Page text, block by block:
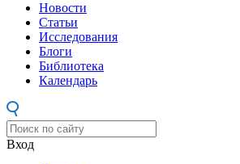
Новости
Статьи
Исследования
Блоги
Библиотека
Календарь
Вход